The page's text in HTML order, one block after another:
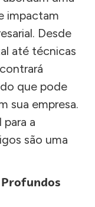
impactam
Desde
até técnicas
que pode
sua empresa.
a
são uma